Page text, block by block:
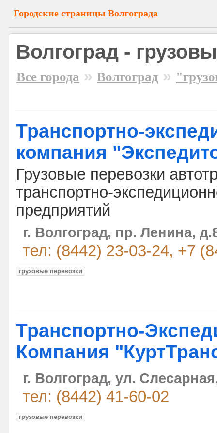
Городские страницы Волгограда
Волгоград -
Все города » Волгоград »
Транспортно-
компания
Грузовые перевозки
транспортно-
предприятий
г. Волгоград, пр. Ленина,
тел: (8442) 23-03-24, +7
грузовые перевозки
Транспортно-
Компания
г. Волгоград, ул.
тел: (8442) 41-60-02
грузовые перевозки